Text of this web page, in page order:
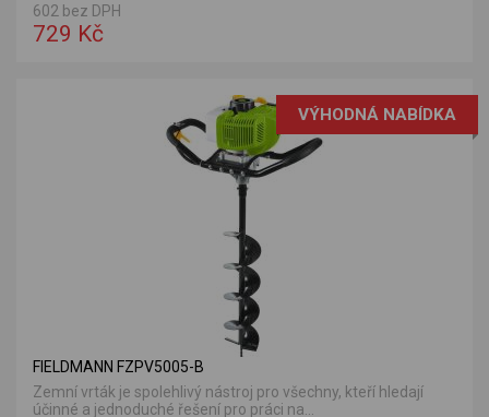
602 bez DPH
729 Kč
VÝHODNÁ NABÍDKA
FIELDMANN FZPV5005-B
Zemní vrták je spolehlivý nástroj pro všechny, kteří hledají
účinné a jednoduché řešení pro práci na...